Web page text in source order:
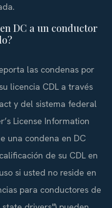
DC a un conductor
las condenas por
licencia CDL a través
y del sistema federal
License Information
una condena en DC
de su CDL en
si usted no reside en
para conductores de